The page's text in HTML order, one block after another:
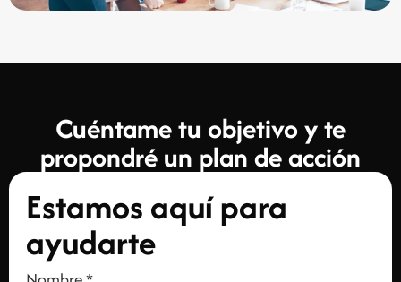
Cuéntame tu objetivo y te
propondré un plan de acción
Estamos aquí para
ayudarte